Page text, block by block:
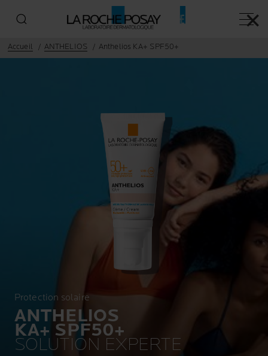
Menu
Accueil ANTHELIOS Anthelios KA+ SPF50+
Protection solaire
ANTHELIOS
KA+ SPF50+
SOLUTION EXPERTE
✕